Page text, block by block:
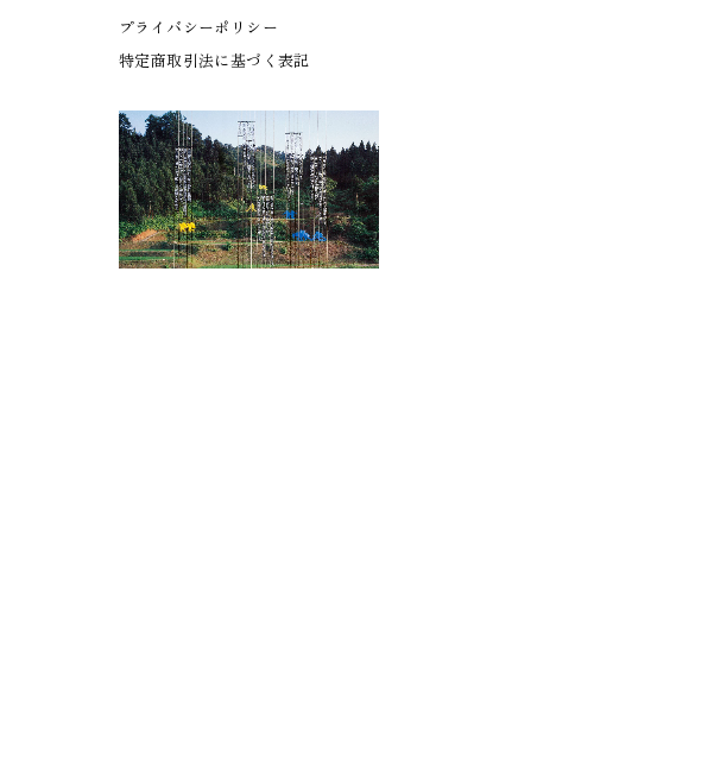
プライバシーポリシー
特定商取引法に基づく表記